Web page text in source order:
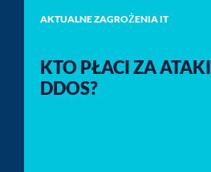
AKTUALNE ZAGROŻENIA IT
KTO PŁACI ZA ATAKI
DDOS?